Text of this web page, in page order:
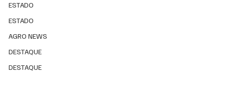
ESTADO
ESTADO
AGRO NEWS
DESTAQUE
DESTAQUE